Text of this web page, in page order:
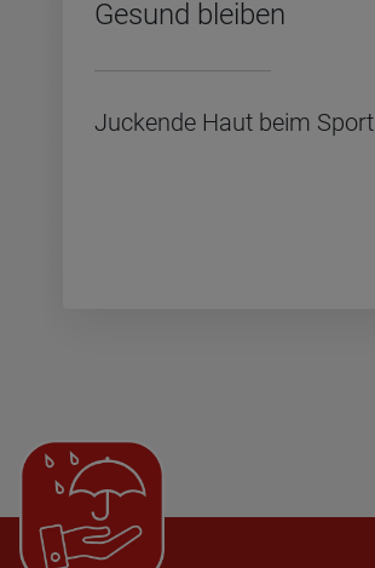
Ge­sund blei­ben
Ju­cken­de Haut beim Sport